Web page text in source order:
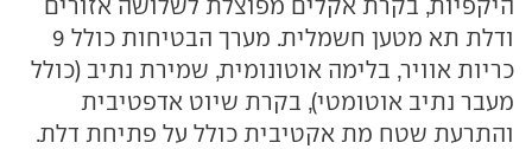
היקפיות, בקרת אקלים מפוצלת לשלושה אזורים
ודלת תא מטען חשמלית. מערך הבטיחות כולל 9
כריות אוויר, בלימה אוטונומית, שמירת נתיב (כולל
מעבר נתיב אוטומטי), בקרת שיוט אדפטיבית
והתרעת שטח מת אקטיבית כולל על פתיחת דלת.